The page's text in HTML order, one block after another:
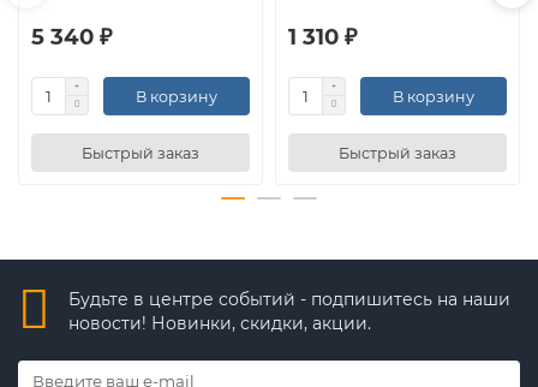
5 340 ₽
В корзину
Быстрый заказ
1 310 ₽
В корзину
Быстрый заказ
Будьте в центре событий - подпишитесь на наши
новости! Новинки, скидки, акции.